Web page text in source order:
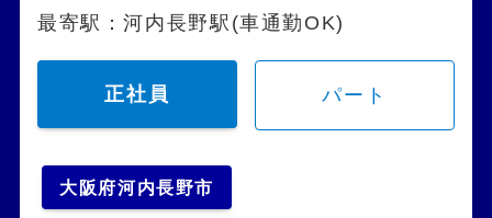
最寄駅：河内長野駅(車通勤OK)
正社員 パート
大阪府河内長野市